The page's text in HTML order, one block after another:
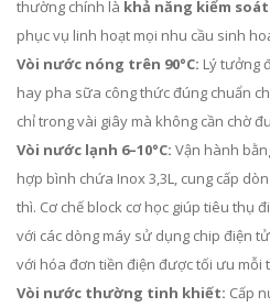
thường chính là khả năng kiểm
phục vụ linh hoạt mọi nhu cầu sinh
Vòi nước nóng trên 90°C: Lý tưởng
hay pha sữa công thức đúng chuẩn
chỉ trong vài giây mà không cần chờ
Vòi nước lạnh 6–10°C: Vận hành
hợp bình chứa Inox 3,3L, cung cấp
thì. Cơ chế block cơ học giúp tiêu thụ
với các dòng máy sử dụng chip điện
với hóa đơn tiền điện được tối ưu mỗi
Vòi nước thường tinh khiết: Cấp